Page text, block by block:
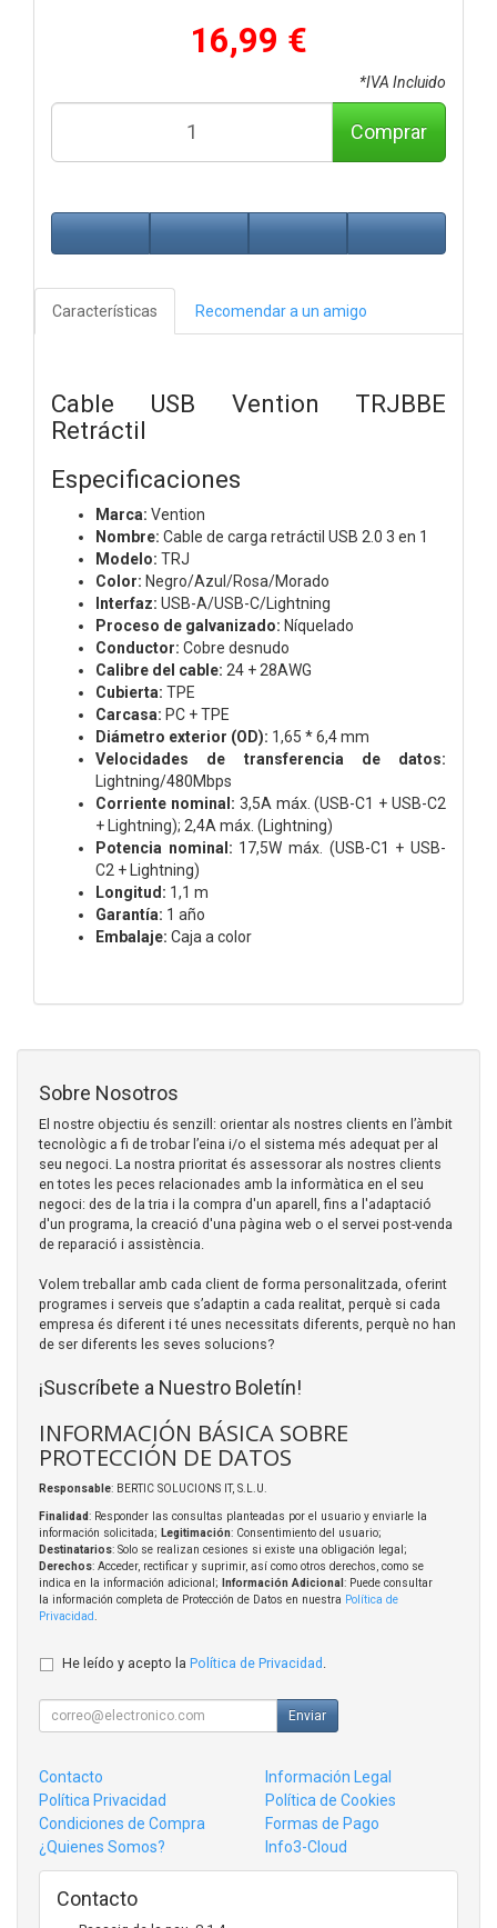
16,99 €
*IVA Incluido
Comprar
Características Recomendar a un amigo
Cable USB Vention TRJBBE
Retráctil
Especificaciones
Marca: Vention
Nombre: Cable de carga retráctil USB 2.0 3 en 1
Modelo: TRJ
Color: Negro/Azul/Rosa/Morado
Interfaz: USB-A/USB-C/Lightning
Proceso de galvanizado: Níquelado
Conductor: Cobre desnudo
Calibre del cable: 24 + 28AWG
Cubierta: TPE
Carcasa: PC + TPE
Diámetro exterior (OD): 1,65 * 6,4 mm
Velocidades de transferencia de datos:
Lightning/480Mbps
Corriente nominal: 3,5A máx. (USB-C1 + USB-C2
+ Lightning); 2,4A máx. (Lightning)
Potencia nominal: 17,5W máx. (USB-C1 + USB-
C2 + Lightning)
Longitud: 1,1 m
Garantía: 1 año
Embalaje: Caja a color
Sobre Nosotros
El nostre objectiu és senzill: orientar als nostres clients en l’àmbit
tecnològic a fi de trobar l’eina i/o el sistema més adequat per al
seu negoci. La nostra prioritat és assessorar als nostres clients
en totes les peces relacionades amb la informàtica en el seu
negoci: des de la tria i la compra d'un aparell, fins a l'adaptació
d'un programa, la creació d'una pàgina web o el servei post-venda
de reparació i assistència.
Volem treballar amb cada client de forma personalitzada, oferint
programes i serveis que s’adaptin a cada realitat, perquè si cada
empresa és diferent i té unes necessitats diferents, perquè no han
de ser diferents les seves solucions?
¡Suscríbete a Nuestro Boletín!
INFORMACIÓN BÁSICA SOBRE
PROTECCIÓN DE DATOS
Responsable: BERTIC SOLUCIONS IT, S.L.U.
Finalidad: Responder las consultas planteadas por el usuario y enviarle la
información solicitada; Legitimación: Consentimiento del usuario;
Destinatarios: Solo se realizan cesiones si existe una obligación legal;
Derechos: Acceder, rectificar y suprimir, así como otros derechos, como se
indica en la información adicional;
Información Adicional : Puede consultar
la información completa de Protección de Datos en nuestra Política de
Privacidad
He leído y acepto la Política de Privacidad
Enviar
Contacto
Información Legal
Política Privacidad
Política de Cookies
Condiciones de Compra
Formas de Pago
¿Quienes Somos?
Info3-Cloud
Contacto